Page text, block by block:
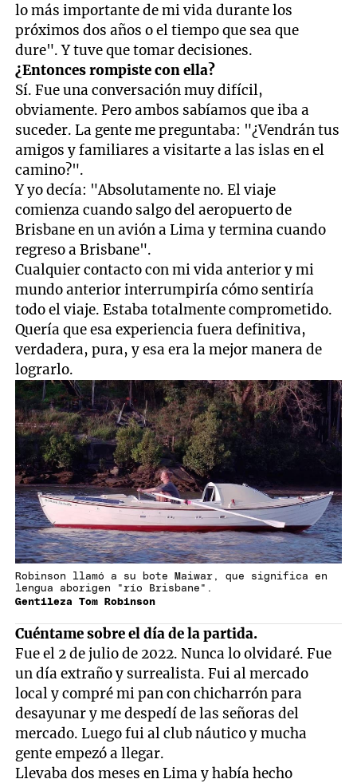
lo más importante de mi vida durante los
próximos dos años o el tiempo que sea que
dure". Y tuve que tomar decisiones.
¿Entonces rompiste con ella?
Sí. Fue una conversación muy difícil,
obviamente. Pero ambos sabíamos que iba a
suceder. La gente me preguntaba: "¿Vendrán tus
amigos y familiares a visitarte a las islas en el
camino?".
Y yo decía: "Absolutamente no. El viaje
comienza cuando salgo del aeropuerto de
Brisbane en un avión a Lima y termina cuando
regreso a Brisbane".
Cualquier contacto con mi vida anterior y mi
mundo anterior interrumpiría cómo sentiría
todo el viaje. Estaba totalmente comprometido.
Quería que esa experiencia fuera definitiva,
verdadera, pura, y esa era la mejor manera de
lograrlo.
Gentileza Tom Robinson
Robinson llamó a su bote Maiwar, que significa en
lengua aborigen "río Brisbane".
Cuéntame sobre el día de la partida.
Fue el 2 de julio de 2022. Nunca lo olvidaré. Fue
un día extraño y surrealista. Fui al mercado
local y compré mi pan con chicharrón para
desayunar y me despedí de las señoras del
mercado. Luego fui al club náutico y mucha
gente empezó a llegar.
Llevaba dos meses en Lima y había hecho